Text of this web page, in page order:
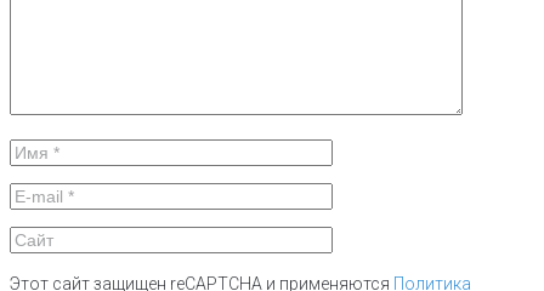
Этот сайт защищен reCAPTCHA и применяются Политика